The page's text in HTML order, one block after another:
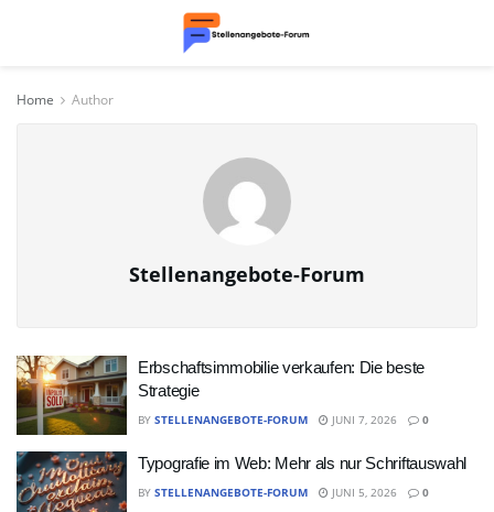
Home Author
Stellenangebote-Forum
Erbschaftsimmobilie verkaufen: Die beste
Strategie
BY STELLENANGEBOTE-FORUM JUNI 7, 2026 0
Typografie im Web: Mehr als nur Schriftauswahl
BY STELLENANGEBOTE-FORUM JUNI 5, 2026 0